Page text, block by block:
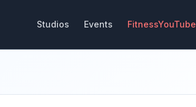
Studios Events FitnessYouTube